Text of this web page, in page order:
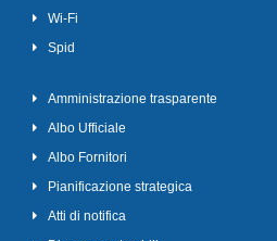
Wi-Fi
Spid
Amministrazione trasparente
Albo Ufficiale
Albo Fornitori
Pianificazione strategica
Atti di notifica